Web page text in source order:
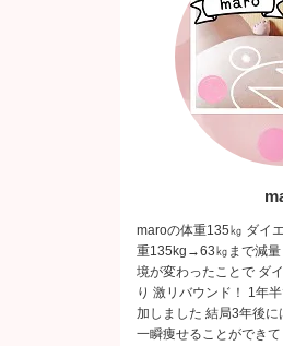
maroの体重135㎏ ダイ
重135kg→63㎏まで減量
境が変わったことで ダ
り 激リバウンド！ 1年
加しました 結局3年後
一瞬痩せることができ